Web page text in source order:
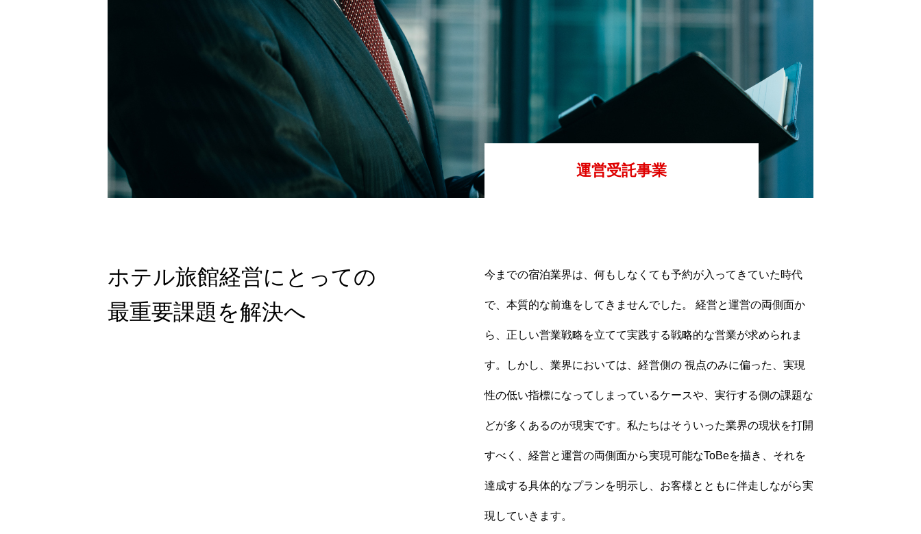
運営受託事業
ホテル旅館経営にとっての
最重要課題を解決へ
今までの宿泊業界は、何もしなくても予約が入ってきていた時代
で、本質的な前進をしてきませんでした。 経営と運営の両側面か
ら、正しい営業戦略を立てて実践する戦略的な営業が求められま
す。しかし、業界においては、経営側の 視点のみに偏った、実現
性の低い指標になってしまっているケースや、実行する側の課題な
どが多くあるのが現実です。私たちはそういった業界の現状を打開
すべく、経営と運営の両側面から実現可能なToBeを描き、それを
達成する具体的なプランを明示し、お客様とともに伴走しながら実
現していきます。